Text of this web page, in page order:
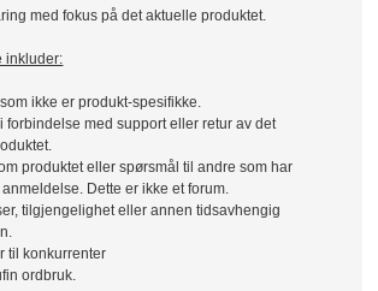
med fokus på det aktuelle produktet.
inkluder:
ikke er produkt-spesifikke.
forbindelse med support eller retur av det
produktet eller spørsmål til andre som har
Dette er ikke et forum.
tilgjengelighet eller annen tidsavhengig
til konkurrenter
ordbruk.